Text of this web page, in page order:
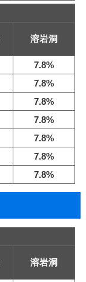
溶岩洞
7.8%
7.8%
7.8%
7.8%
7.8%
7.8%
7.8%
溶岩洞